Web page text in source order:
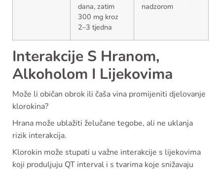
dana, zatim
300 mg kroz
2–3 tjedna
nadzorom
Interakcije S Hranom,
Alkoholom I Lijekovima
Može li običan obrok ili čaša vina promijeniti djelovanje
klorokina?
Hrana može ublažiti želučane tegobe, ali ne uklanja
rizik interakcija.
Klorokin može stupati u važne interakcije s lijekovima
koji produljuju QT interval i s tvarima koje snižavaju